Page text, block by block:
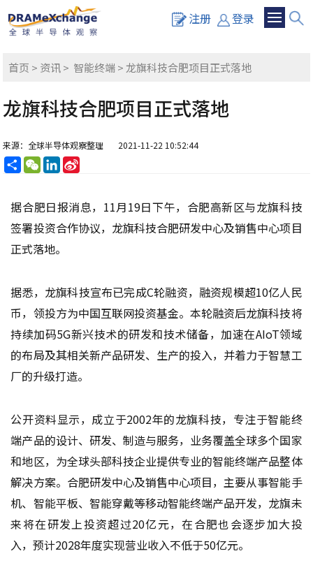
注册 登录
首页 > 资讯> 智能终端> 龙旗科技合肥项目正式落地
龙旗科技合肥项目正式落地
来源：全球半导体观察整理 2021-11-22 10:52:44
分
享
WeChatLinkedIn
据合肥日报消息，11月19日下午，合肥高新区与龙旗科技
签署投资合作协议，龙旗科技合肥研发中心及销售中心项目
正式落地。
据悉，龙旗科技宣布已完成C轮融资，融资规模超10亿人民
币，领投方为中国互联网投资基金。本轮融资后龙旗科技将
持续加码5G新兴技术的研发和技术储备，加速在AIoT领域
的布局及其相关新产品研发、生产的投入，并着力于智慧工
厂的升级打造。
公开资料显示，成立于2002年的龙旗科技，专注于智能终
端产品的设计、研发、制造与服务，业务覆盖全球多个国家
和地区，为全球头部科技企业提供专业的智能终端产品整体
解决方案。合肥研发中心及销售中心项目，主要从事智能手
机、智能平板、智能穿戴等移动智能终端产品开发，龙旗未
来将在研发上投资超过20亿元，在合肥也会逐步加大投
入，预计2028年度实现营业收入不低于50亿元。